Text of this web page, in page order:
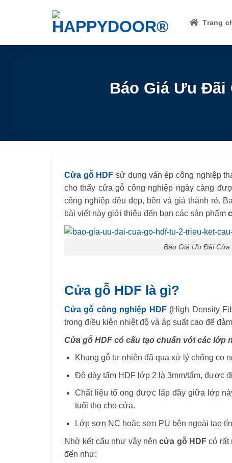
Trang
Báo Giá Ưu Đãi
Cửa gỗ HDF sử dụng ván ép công nghiệp
cho thấy cửa gỗ công nghiệp ngày càng
công nghiệp đều đẹp, bền và giá thành rẻ.
bài viết này giới thiệu đến bạn các sản phẩm
Báo Giá Ưu Đãi Cửa
Cửa gỗ HDF là gì?
Cửa gỗ công nghiệp HDF(High Density
trong điều kiện nhiệt độ và áp suất cao để
Cửa gỗ HDF có cấu tạo chuẩn với các lớp
Khung gỗ tự nhiên đã qua xử lý chống co
Độ dày tấm HDF lớp 2 là 3mm/tấm, được
Chất liệu tổ ong được lấp đầy giữa lớp
tuổi thọ cho cửa.
Lớp sơn NC hoặc sơn PU bên ngoài tạo
Nhờ kết cấu như vậy nêncửa gỗ HDF có rất
đến như: